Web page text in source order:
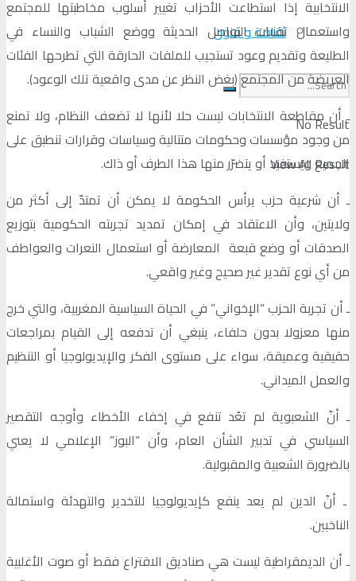
ثقافة و فنون
No Result
View All Result
الانتخابية إذا استطاعت الأحزاب تغيير أسلوب مخاطبتها للمجتمع
واستعمال تقنيات التواصل الحديثة ووضع الشباب والنساء في
الطليعة وتقديم وعود تستجيب للملفات الحارقة التي تطرحها الفئات
العريضة من المجتمع (بغض النظر عن مدى واقعية تلك الوعود).
ـ أن مقاطعة الانتخابات ليست حلا لأنها لا تضعف النظام، ولا تمنع
من وجود مؤسسات وحكومات متتالية وسياسات وقرارات تنطبق على
الجميع ويستفيد أو يتضرّر منها هذا الطرف أو ذاك.
ـ أن شرعية حزب يرأس الحكومة لا يمكن أن تمتدّ إلى أكثر من
ولايتين، وأن الاعتقاد في إمكان تمديد تجربته الحكومية بتوزيع
الصدقات أو وضع قبعة المعارضة أو استعمال النعرات والعواطف
من أي نوع تقدير غير صحيح وغير واقعي.
ـ أن تجربة الحزب “الإخواني” في الحياة السياسية المغربية، والتي خرج
منها معزولا بدون حلفاء، ينبغي أن تدفعه إلى القيام بمراجعات
حقيقية وعميقة، سواء على مستوى الفكر والإيديولوجيا أو التنظيم
والعمل الميداني.
ـ أنّ الشعبوية لم تعُد تنفع في إخفاء الأخطاء وأوجه التقصير
السياسي في تدبير الشأن العام، وأن “البوز” الإعلامي لا يعني
بالضرورة الشعبية والمقبولية.
ـ أنّ الدين لم يعد ينفع كإيديولوجيا للتخدير والتهدئة واستمالة
الناخبين.
ـ أن الديمقراطية ليست هي صناديق الاقتراع فقط أو صوت الأغلبية